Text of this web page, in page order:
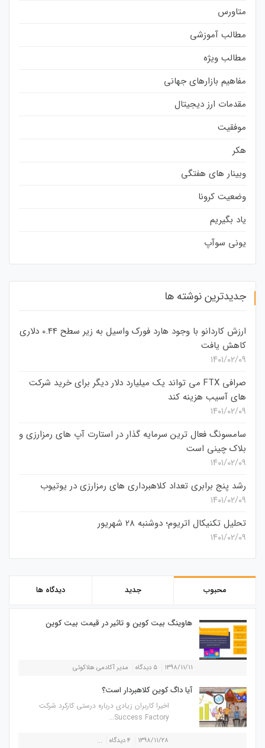
متاورس
مطالب آموزشی
مطالب ویژه
مفاهیم بازارهای جهانی
مقدمات ارز دیجیتال
موفقیت
هکر
وبینار های هفتگی
وضعیت کرونا
یاد بگیریم
یونی سوآپ
جدیدترین نوشته ها
ارزش کاردانو با وجود هارد فورک واسیل به زیر سطح 0.44 دلاری
کاهش یافت
۱۴۰۱/۰۲/۰۹
صرافی FTX می تواند یک میلیارد دلار دیگر برای خرید شرکت
های آسیب هزینه کند
۱۴۰۱/۰۲/۰۹
سامسونگ فعال‌ ترین سرمایه‌ گذار در استارت‌ آپ‌ های رمزارزی و
بلاک چینی است
۱۴۰۱/۰۲/۰۹
رشد پنج برابری تعداد کلاهبرداری های رمزارزی در یوتیوب
۱۴۰۱/۰۲/۰۹
تحلیل تکنیکال اتریوم؛ دوشنبه 28 شهریور
۱۴۰۱/۰۲/۰۹
محبوب جدید دیدگاه ها
هاوینگ بیت کوین و تاثیر در قیمت بیت کوین
۱۳۹۸/۱۱/۱۱ ۵ دیدگاه مدیر آکادمی هلاکوئی
آیا داگ کوین کلاهبردار است؟
اخیرا کاربران زیادی درباره درستی کارکرد شرکت
Success Factory...
۱۳۹۸/۱۱/۲۸ ۴ دیدگاه ...